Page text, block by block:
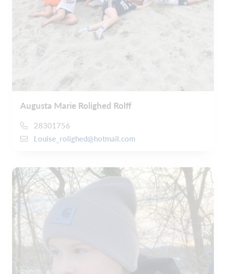
Augusta Marie Rolighed Rolff
28301756
Louise_rolighed@hotmail.com